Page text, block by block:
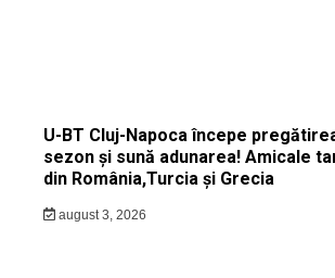
U-BT Cluj-Napoca începe
sezon și sună adunarea! Amicale
din România,Turcia și Grecia
august 3, 2026